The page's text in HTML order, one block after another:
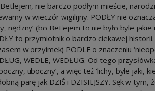
Betlejem, nie bardzo podłym mieście,
w wieczór wigilijny. PODŁY nie
nędzny’ (bo Betlejem to nie było byle jakie
to przymiotnik o bardzo ciekawej
w przyimek) PODLE o znaczeniu
WEDLE, WEDŁUG. Od tego
uboczny’, a więc też ‘lichy, byle jaki,
parę jak DZIŚ i DZISIEJSZY. Sęk w